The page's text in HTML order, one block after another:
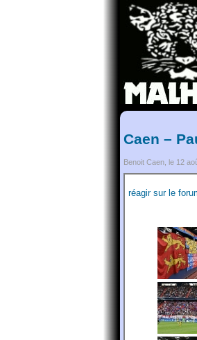
Caen –
Benoit Caen, le 12
réagir sur le